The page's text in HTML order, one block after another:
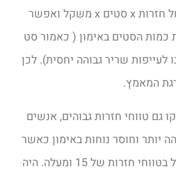
לחשב נפח אימון בצורה של חזרות x סטים x משקל ואפשר
הסטים באימון ( כאמור סט
שריר גבוהה יחסית). לכן
המאמץ.
גם טווחי חזרות גבוהים, אנשים
יותר וחוסר נוחות באימון כאשר
התבקשו להגיע קרוב לכשל בטווחי חזרות של 15 ומעלה. היה